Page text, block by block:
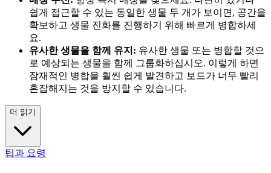
쉽게 접근할 수 있는 동일한 생물 두 개가 보이면, 공간을
확보하고 생물 진화를 진행하기 위해 빠르게 병합하세
요.
유사한 생물을 함께 유지: 유사한 생물 또는 병합할 것으
로 예상되는 생물을 함께 그룹화하십시오. 이렇게 하면
잠재적인 병합을 훨씬 쉽게 발견하고 보드가 너무 빨리
혼잡해지는 것을 방지할 수 있습니다.
더 읽기
팁과 요령